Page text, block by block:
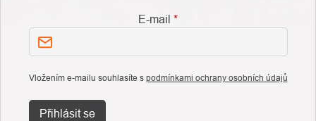
E-mail
Vložením e-mailu souhlasíte s podmínkami ochrany osobních údajů
Přihlásit se